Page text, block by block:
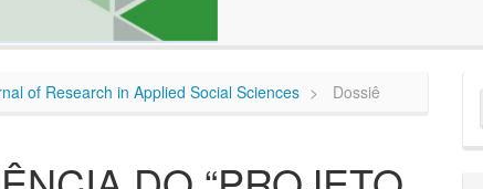
of Research in Applied Social Sciences Dossiê